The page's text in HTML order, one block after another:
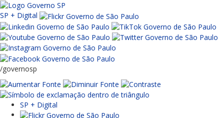
SP + Digital
/governosp
SP + Digital